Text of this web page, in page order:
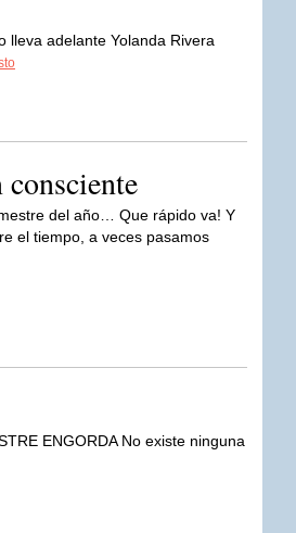
lleva adelante Yolanda Rivera
del año… Que rápido va! Y
el tiempo, a veces pasamos
ENGORDA No existe ninguna